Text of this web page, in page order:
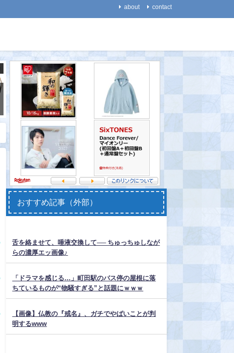
about contact
医療・健康
【睡眠】脳は、レム睡眠中
にリフレッシュしてい
た！ ～レム睡眠が少ない
と認知症リスクが高くなる
2021-08-30
【食】ホットドッグ１個、
健康寿命が３６分「縮小」
2021-08-31
おすすめ記事（外部）
舌を絡ませて、唾液交換して── ちゅっちゅしなが
らの濃厚エッ画像♪
「ドラマを感じる…」町田駅のバス停の屋根に落
ちているものが“物騒すぎる”と話題にｗｗｗ
【画像】仏教の『戒名』、ガチでやばいことが判
明するwww